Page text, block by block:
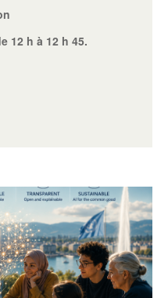
12 h à 12 h 45.